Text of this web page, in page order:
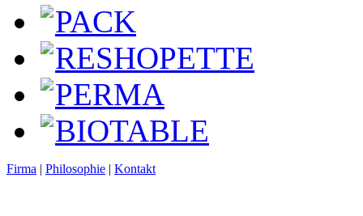
PACK
RESHOPETTE
PERMA
BIOTABLE
Firma | Philosophie | Kontakt